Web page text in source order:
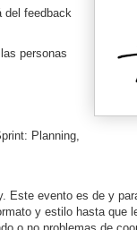
del feedback
personas
Planning,
Este evento es de y
y estilo hasta que